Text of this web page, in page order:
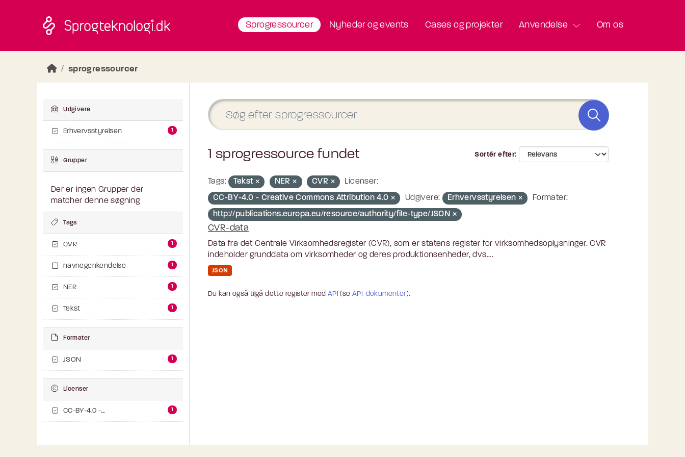
Sprogressourcer Nyheder og events Cases og projekter Anvendelse Om os
sprogressourcer
Udgivere
Erhvervsstyrelsen 1
Grupper
Der er ingen Grupper der
matcher denne søgning
Tags
CVR 1
navnegenkendelse 1
NER 1
Tekst 1
Formater
JSON 1
Licenser
CC-BY-4.0 -... 1
Sortér efter
1 sprogressource fundet
Tags: Tekst NER CVR
Licenser:
CC-BY-4.0 - Creative Commons Attribution 4.0
Udgivere: Erhvervsstyrelsen
Formater:
http://publications.europa.eu/resource/authority/file-type/JSON
CVR-data
Data fra det Centrale Virksomhedsregister (CVR), som er statens register for virksomhedsoplysninger. CVR
indeholder grunddata om virksomheder og deres produktionsenheder, dvs....
JSON
Du kan også tilgå dette register med API (seAPI-dokumenter).